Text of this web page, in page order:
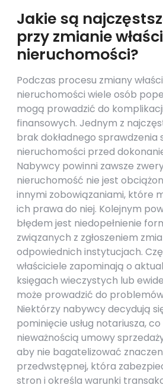
Jakie są
przy zmianie
nieruchomości?
Podczas procesu zmiany
nieruchomości wiele osób
mogą prowadzić do
finansowych. Jednym z
brak dokładnego
nieruchomości przed
Nabywcy powinni zawsze
nieruchomość nie jest
innymi zobowiązaniami, które
ich prawa do niej. Kolejnym
błędem jest niedopełnienie
związanych z zgłoszeniem
odpowiednich instytucjach.
właściciele zapominają o
księgach wieczystych lub
może prowadzić do problemów
Niektórzy nabywcy decydują
pominięcie usług notariusza,
nieważnością umowy
aby nie bagatelizować
przedwstępnej, która
stron i określa warunki